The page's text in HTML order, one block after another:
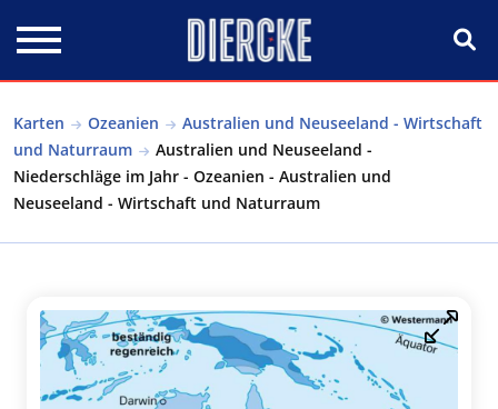
Karten Ozeanien
Australien und Neuseeland - Wirtschaft
und Naturraum
Australien und Neuseeland -
Niederschläge im Jahr - Ozeanien - Australien und
Neuseeland - Wirtschaft und Naturraum